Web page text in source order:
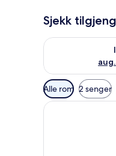
Sjekk
Sjekk
Tilgjengelige
filtre
for
Alle rom 2 senger